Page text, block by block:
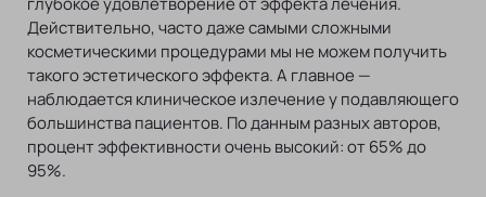
Действительно, часто даже самыми сложными
косметическими процедурами мы не можем получить
такого эстетического эффекта. А главное —
наблюдается клиническое излечение у подавляющего
большинства пациентов. По данным разных авторов,
процент эффективности очень высокий: от 65% до
95%.